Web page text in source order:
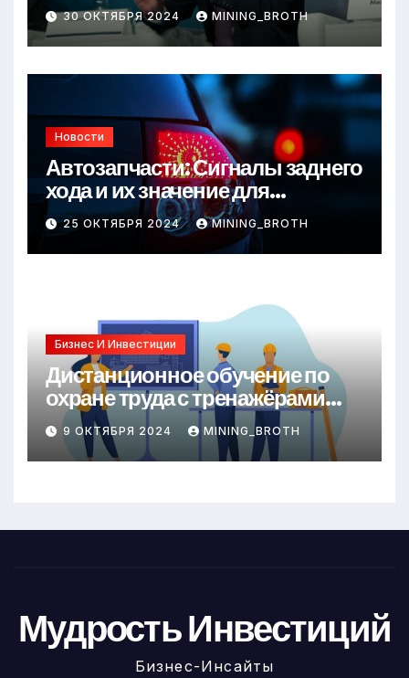
30 ОКТЯБРЯ 2024 MINING_BROTH
Новости
Автозапчасти: Сигналы заднего
хода и их значение для
безопасности на дороге
25 ОКТЯБРЯ 2024 MINING_BROTH
Бизнес И Инвестиции
Дистанционное обучение по
охране труда с тренажёрами
онлайн
9 ОКТЯБРЯ 2024 MINING_BROTH
Мудрость Инвестиций
Бизнес-Инсайты